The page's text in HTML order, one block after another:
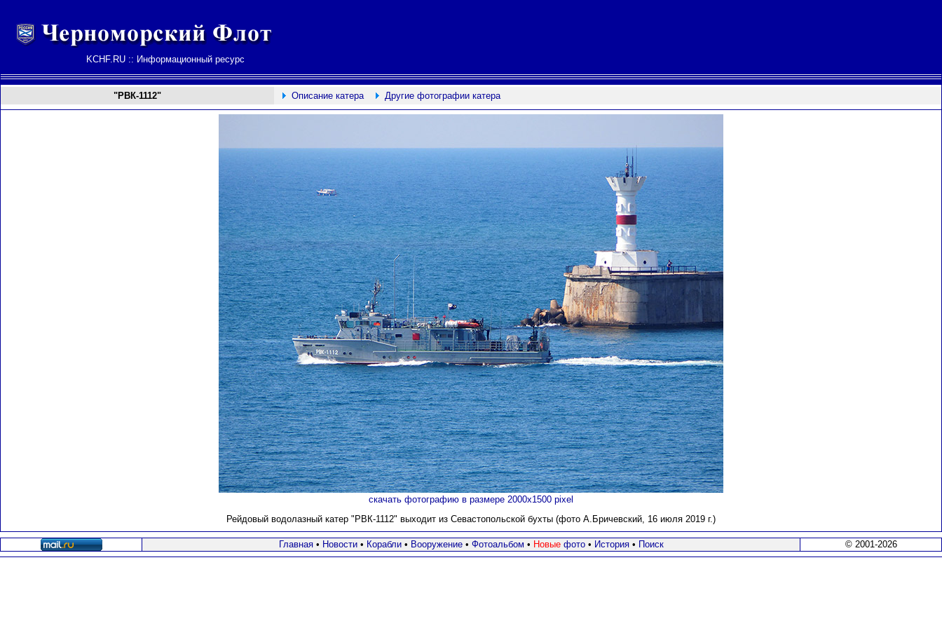
KCHF.RU :: Информационный ресурс
"РВК-1112" Описание катера Другие фотографии катера
скачать фотографию в размере 2000х1500 pixel
Рейдовый водолазный катер "РВК-1112" выходит из Севастопольской бухты (фото А.Бричевский, 16 июля 2019 г.)
Главная• Новости• Корабли• Вооружение • Фотоальбом • Новыефото • История• Поиск © 2001-2026